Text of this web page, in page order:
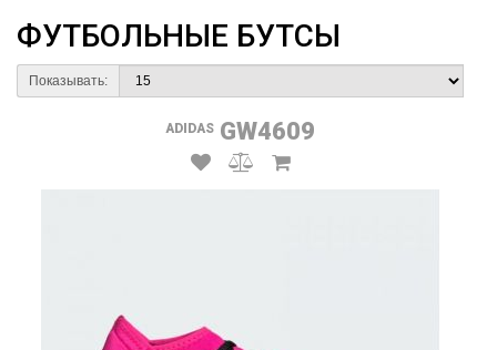
ФУТБОЛЬНЫЕ БУТСЫ
Показывать:
ADIDAS GW4609